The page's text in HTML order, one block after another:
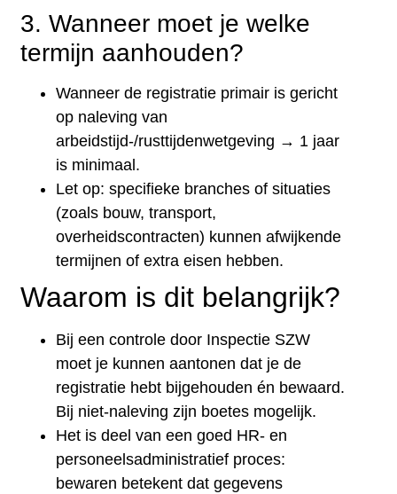
3. Wanneer moet je welke
termijn aanhouden?
Wanneer de registratie primair is gericht
op naleving van
arbeidstijd-/rusttijdenwetgeving → 1 jaar
is minimaal.
Let op: specifieke branches of situaties
(zoals bouw, transport,
overheidscontracten) kunnen afwijkende
termijnen of extra eisen hebben.
Waarom is dit belangrijk?
Bij een controle door Inspectie SZW
moet je kunnen aantonen dat je de
registratie hebt bijgehouden én bewaard.
Bij niet-naleving zijn boetes mogelijk.
Het is deel van een goed HR- en
personeelsadministratief proces:
bewaren betekent dat gegevens